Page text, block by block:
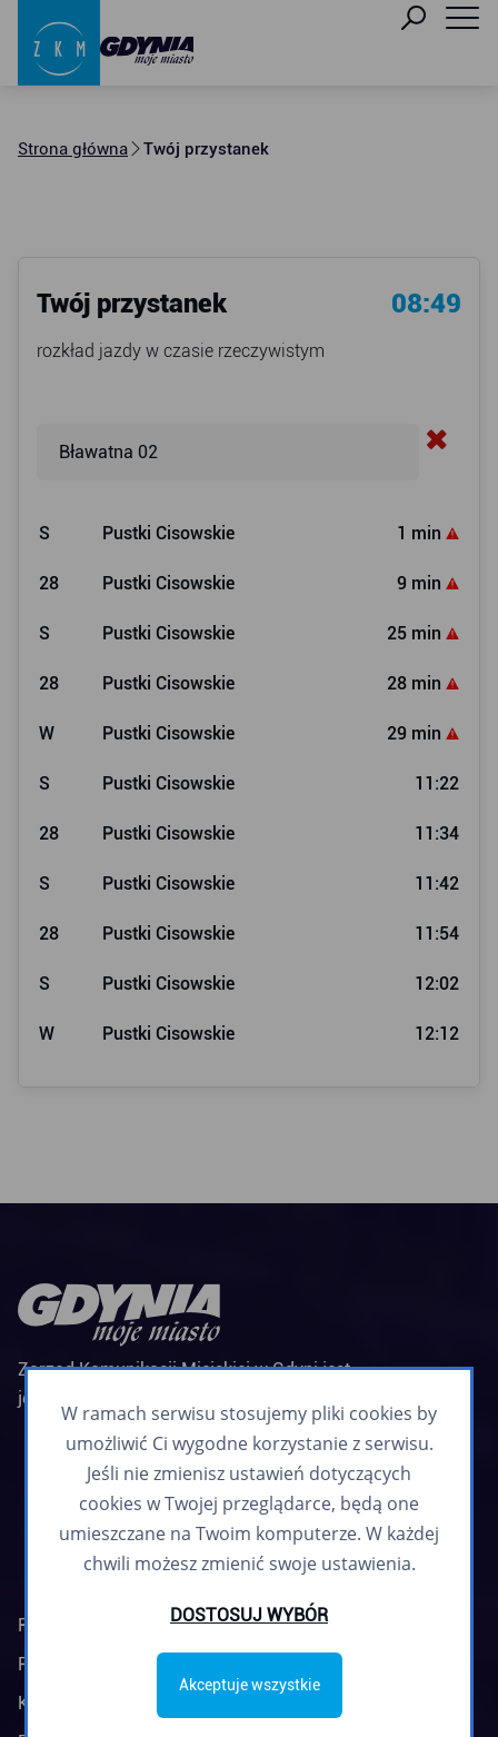
Strona główna Twój przystanek
Twój przystanek 08:49
rozkład jazdy w czasie rzeczywistym
S Pustki Cisowskie 1 min
28 Pustki Cisowskie 9 min
S Pustki Cisowskie 25 min
28 Pustki Cisowskie 28 min
W Pustki Cisowskie 29 min
S Pustki Cisowskie 11:22
28 Pustki Cisowskie 11:34
S Pustki Cisowskie 11:42
28 Pustki Cisowskie 11:54
S Pustki Cisowskie 12:02
W Pustki Cisowskie 12:12
Zarząd Komunikacji Miejskiej w Gdyni jest
jednostką budżetową Miasta Gdyni
Biuletyn informacyjny
Regulamin biuletynu
Polityka prywatności
Klauzule informacyjne
W ramach serwisu stosujemy pliki cookies by
umożliwić Ci wygodne korzystanie z serwisu.
Jeśli nie zmienisz ustawień dotyczących
cookies w Twojej przeglądarce, będą one
umieszczane na Twoim komputerze. W każdej
chwili możesz zmienić swoje ustawienia.
DOSTOSUJ WYBÓR
Akceptuje wszystkie